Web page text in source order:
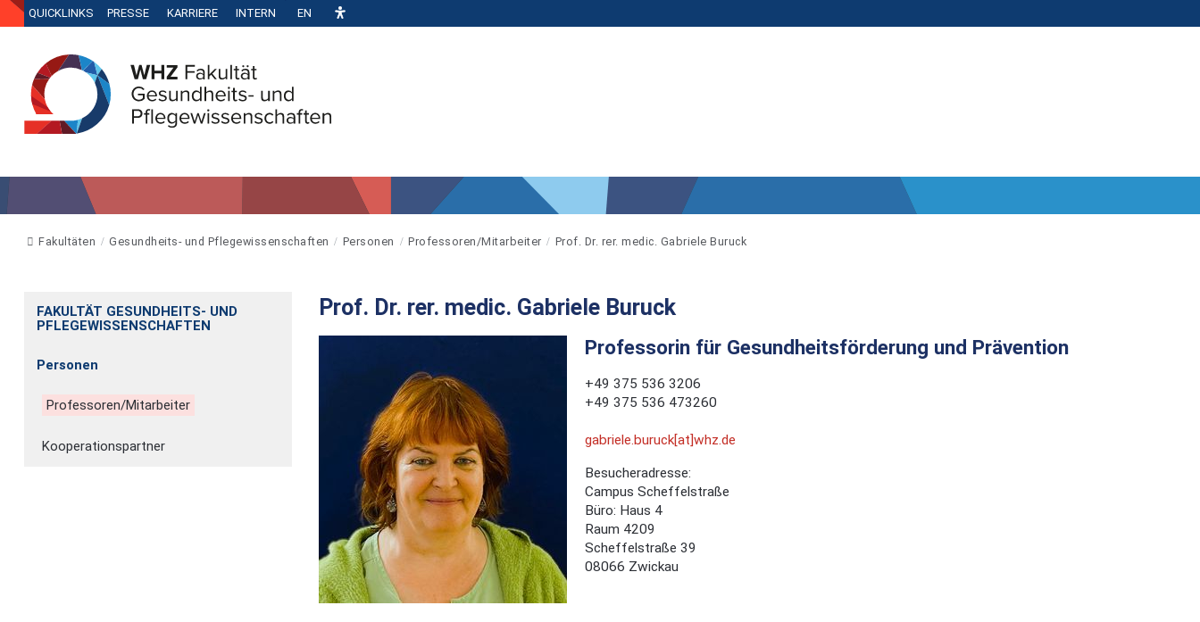
QUICKLINKS PRESSE KARRIERE INTERN EN
Fakultäten Gesundheits- und Pflegewissenschaften Personen Professoren/Mitarbeiter Prof. Dr. rer. medic. Gabriele Buruck
FAKULTÄT GESUNDHEITS- UND
PFLEGEWISSENSCHAFTEN
Personen
Professoren/Mitarbeiter
Kooperationspartner
Prof. Dr. rer. medic. Gabriele Buruck
Professorin für Gesundheitsförderung und Prävention
+49 375 536 3206
+49 375 536 473260
gabriele.buruck[at]whz.de
Besucheradresse:
Campus Scheffelstraße
Büro: Haus 4
Raum 4209
Scheffelstraße 39
08066 Zwickau